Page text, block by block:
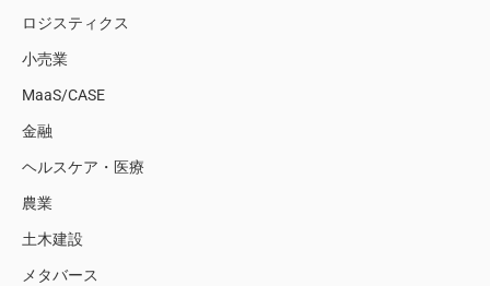
ロジスティクス
小売業
MaaS/CASE
金融
ヘルスケア・医療
農業
土木建設
メタバース